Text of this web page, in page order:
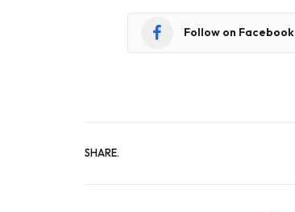
Follow on Facebook
SHARE.